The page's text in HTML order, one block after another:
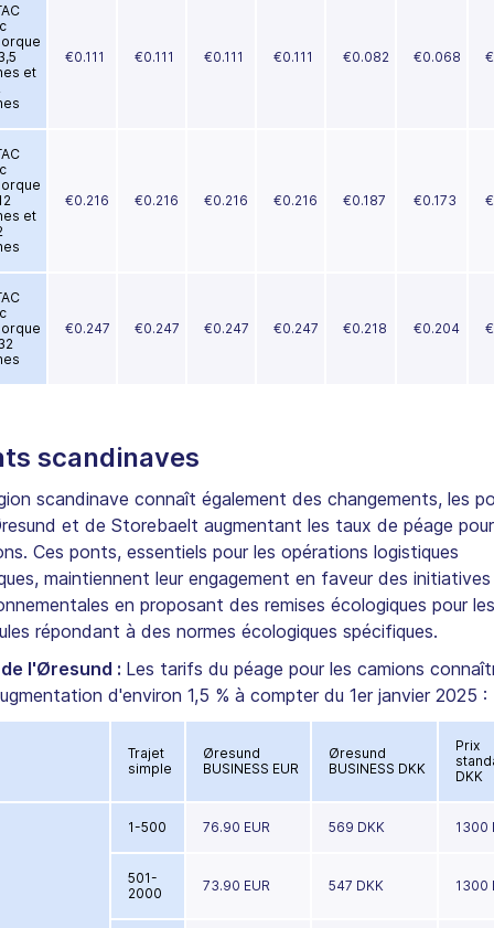
et
€0.111 €0.111 €0.111 €0.111 €0.082 €0.068
et
€0.216 €0.216 €0.216 €0.216 €0.187 €0.173
€0.247 €0.247 €0.247 €0.247 €0.218 €0.204
scandinaves
scandinave connaît également des changements, les
et de Storebaelt augmentant les taux de péage
Ces ponts, essentiels pour les opérations logistiques
maintiennent leur engagement en faveur des initiatives
en proposant des remises écologiques pour les
répondant à des normes écologiques spécifiques.
l'Øresund : Les tarifs du péage pour les camions
d'environ 1,5 % à compter du 1er janvier 2025 :
Trajet
simple
Øresund
BUSINESS EUR
Øresund
BUSINESS DKK
Prix
DKK
1-500 76.90 EUR 569 DKK 1300
501-
2000
73.90 EUR 547 DKK 1300